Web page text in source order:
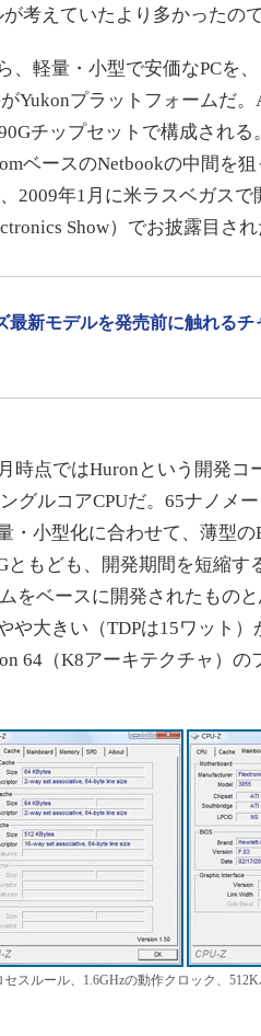
考えていたより多かったので
軽量・小型で安価なPCを
Yukonプラットフォームだ。
チップセットで構成される
ベースのNetbookの中間を
2009年1月に米ラスベガスで
Show）でお披露目され
最新モデルを発売前に触れるチ
時点ではHuronという開発コ
グルコアCPUだ。65ナノメ
・小型化に合わせて、薄型の
もども、開発期間を短縮す
をベースに開発されたもの
や大きい（TDPは15ワット
64（K8アーキテクチャ）の
スルール、1.6GHzの動作クロック、